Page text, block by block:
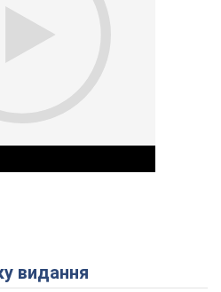
Play Video
видання